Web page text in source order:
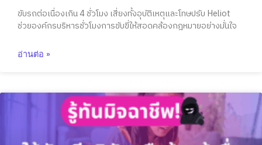
ขับรถต่อเนื่องเกิน 4 ชั่วโมง เสี่ยงทั้งอุบัติเหตุและโทษปรับ Heliot
ช่วยองค์กรบริหารชั่วโมงการขับขี่ให้สอดคล้องกฎหมายอย่างมั่นใจ
อ่านต่อ »